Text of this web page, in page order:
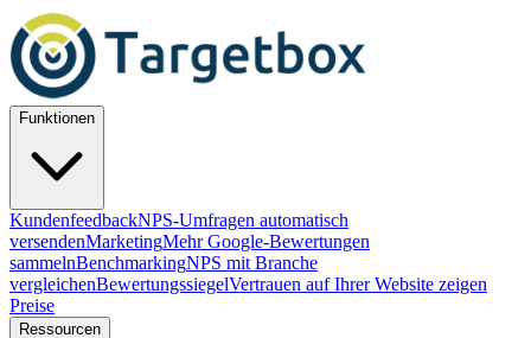
Funktionen
KundenfeedbackNPS-Umfragen automatisch
versendenMarketingMehr Google-Bewertungen
sammelnBenchmarkingNPS mit Branche
vergleichenBewertungssiegelVertrauen auf Ihrer Website zeigen
Preise
Ressourcen